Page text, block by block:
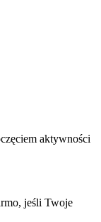
aktywności
jeśli Twoje